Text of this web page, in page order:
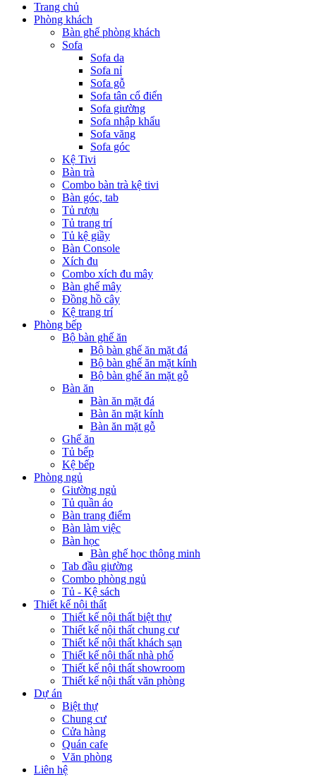
Trang chủ
Phòng khách
Bàn ghế phòng khách
Sofa
Sofa da
Sofa nỉ
Sofa gỗ
Sofa tân cổ điển
Sofa giường
Sofa nhập khẩu
Sofa văng
Sofa góc
Kệ Tivi
Bàn trà
Combo bàn trà kệ tivi
Bàn góc, tab
Tủ rượu
Tủ trang trí
Tủ kệ giầy
Bàn Console
Xích đu
Combo xích đu mây
Bàn ghế mây
Đồng hồ cây
Kệ trang trí
Phòng bếp
Bộ bàn ghế ăn
Bộ bàn ghế ăn mặt đá
Bộ bàn ghế ăn mặt kính
Bộ bàn ghế ăn mặt gỗ
Bàn ăn
Bàn ăn mặt đá
Bàn ăn mặt kính
Bàn ăn mặt gỗ
Ghế ăn
Tủ bếp
Kệ bếp
Phòng ngủ
Giường ngủ
Tủ quần áo
Bàn trang điểm
Bàn làm việc
Bàn học
Bàn ghế học thông minh
Tab đầu giường
Combo phòng ngủ
Tủ - Kệ sách
Thiết kế nội thất
Thiết kế nội thất biệt thự
Thiết kế nội thất chung cư
Thiết kế nội thất khách sạn
Thiết kế nội thất nhà phố
Thiết kế nội thất showroom
Thiết kế nội thất văn phòng
Dự án
Biệt thự
Chung cư
Cửa hàng
Quán cafe
Văn phòng
Liên hệ